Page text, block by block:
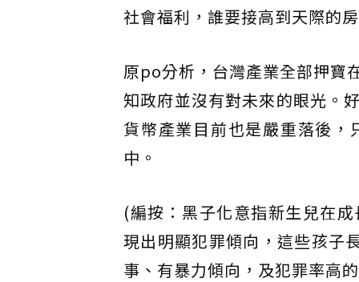
社會福利，誰要接高到天際的
原po分析，台灣產業全部押寶
知政府並沒有對未來的眼光。
貨幣產業目前也是嚴重落後
中。
(編按：黑子化意指新生兒在
現出明顯犯罪傾向，這些孩子
事、有暴力傾向，及犯罪率高